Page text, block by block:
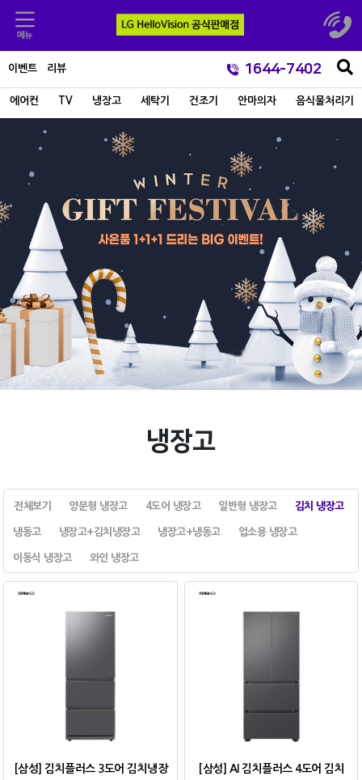
이벤트 리뷰 1644-7402
에어컨 TV 냉장고 세탁기 건조기 안마의자 음식물처리기
냉장고
전체보기 양문형 냉장고 4도어 냉장고 일반형 냉장고 김치 냉장고
냉동고 냉장고+김치냉장고 냉장고+냉동고 업소용 냉장고
이동식 냉장고 와인 냉장고
[삼성] 김치플러스 3도어 김치냉장
[삼성] AI 김치플러스 4도어 김치